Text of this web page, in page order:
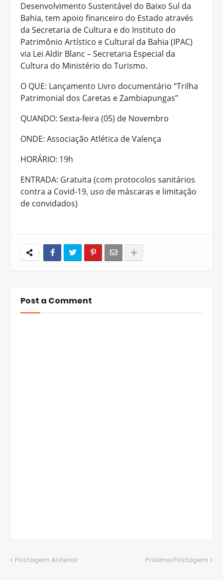
Desenvolvimento Sustentável do Baixo Sul da
Bahia, tem apoio financeiro do Estado através
da Secretaria de Cultura e do Instituto do
Patrimônio Artístico e Cultural da Bahia (IPAC)
via Lei Aldir Blanc – Secretaria Especial da
Cultura do Ministério do Turismo.
O QUE: Lançamento Livro documentário “Trilha
Patrimonial dos Caretas e Zambiapungas”
QUANDO: Sexta-feira (05) de Novembro
ONDE: Associação Atlética de Valença
HORÁRIO: 19h
ENTRADA: Gratuita (com protocolos sanitários
contra a Covid-19, uso de máscaras e limitação
de convidados)
Post a Comment
Postagem Anterior Próxima Postagem